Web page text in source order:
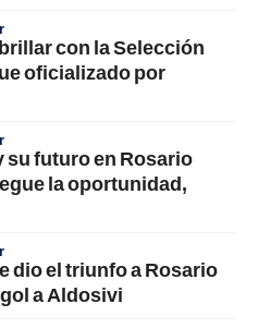
con la Selección
oficializado por
su futuro en Rosario
la oportunidad,
dio el triunfo a Rosario
a Aldosivi